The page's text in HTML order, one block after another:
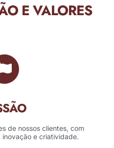
E VALORES
de nossos clientes, com
e criatividade.